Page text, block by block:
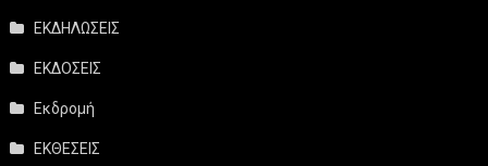
ΕΚΔΗΛΩΣΕΙΣ
ΕΚΔΟΣΕΙΣ
Εκδρομή
ΕΚΘΕΣΕΙΣ